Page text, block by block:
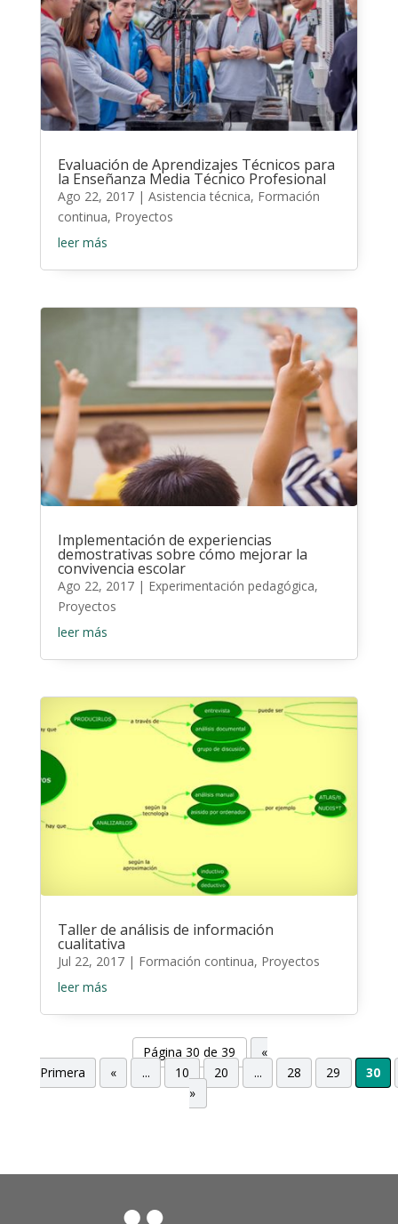
Evaluación de Aprendizajes Técnicos para
la Enseñanza Media Técnico Profesional
Ago 22, 2017| Asistencia técnica, Formación
continua, Proyectos
leer más
Implementación de experiencias
demostrativas sobre cómo mejorar la
convivencia escolar
Ago 22, 2017| Experimentación pedagógica,
Proyectos
leer más
Taller de análisis de información
cualitativa
Jul 22, 2017| Formación continua, Proyectos
leer más
Página 30 de 39
«
Primera
« ... 10 20 ... 28 29
30
»